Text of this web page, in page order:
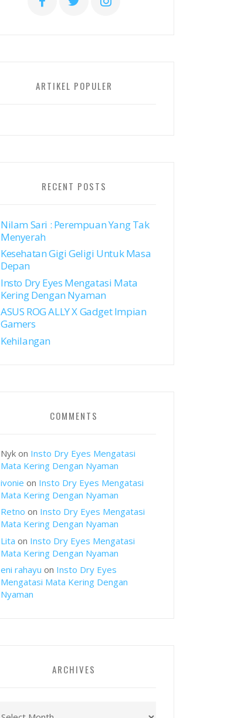
ARTIKEL POPULER
RECENT POSTS
Nilam Sari : Perempuan Yang Tak
Menyerah
Kesehatan Gigi Geligi Untuk Masa
Depan
Insto Dry Eyes Mengatasi Mata
Kering Dengan Nyaman
ASUS ROG ALLY X Gadget Impian
Gamers
Kehilangan
COMMENTS
Nyk on Insto Dry Eyes Mengatasi
Mata Kering Dengan Nyaman
ivonie on Insto Dry Eyes Mengatasi
Mata Kering Dengan Nyaman
Retno on Insto Dry Eyes Mengatasi
Mata Kering Dengan Nyaman
Lita on Insto Dry Eyes Mengatasi
Mata Kering Dengan Nyaman
eni rahayu on Insto Dry Eyes
Mengatasi Mata Kering Dengan
Nyaman
ARCHIVES